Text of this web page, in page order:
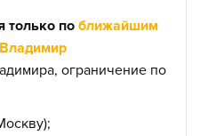
только поближайшим
ограничение по